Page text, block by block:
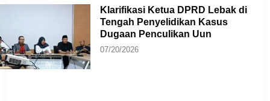
Klarifikasi Ketua DPRD Lebak di
Tengah Penyelidikan Kasus
Dugaan Penculikan Uun
07/20/2026